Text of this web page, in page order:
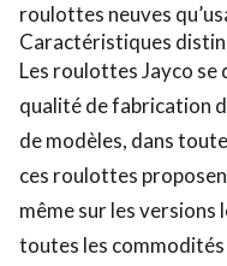
roulottes neuves
Caractéristiques
Les roulottes Jayco
qualité de fabrication
de modèles, dans
ces roulottes
même sur les versions
toutes les commodités